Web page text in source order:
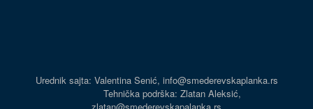
Urednik sajta: Valentina Senić, info@smederevskaplanka.rs
Tehnička podrška: Zlatan Aleksić,
zlatan@smederevskapalanka.rs